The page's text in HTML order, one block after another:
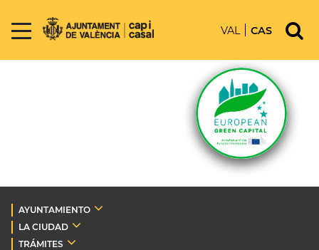
VAL CAS
AYUNTAMIENTO
LA CIUDAD
TRÁMITES